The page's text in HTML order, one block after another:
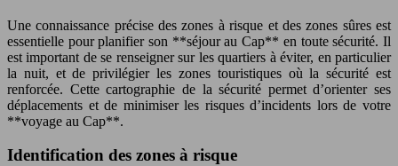
Une connaissance précise des zones à risque et des zones sûres est
essentielle pour planifier son **séjour au Cap** en toute sécurité. Il
est important de se renseigner sur les quartiers à éviter, en particulier
la nuit, et de privilégier les zones touristiques où la sécurité est
renforcée. Cette cartographie de la sécurité permet d’orienter ses
déplacements et de minimiser les risques d’incidents lors de votre
**voyage au Cap**.
Identification des zones à risque